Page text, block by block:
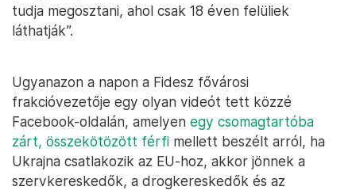
tudja megosztani, ahol csak 18 éven felüliek
láthatják”.
Ugyanazon a napon a Fidesz fővárosi
frakcióvezetője egy olyan videót tett közzé
Facebook-oldalán, amelyen egy csomagtartóba
zárt, összekötözött férfi mellett beszélt arról, ha
Ukrajna csatlakozik az EU-hoz, akkor jönnek a
szervkereskedők, a drogkereskedők és az